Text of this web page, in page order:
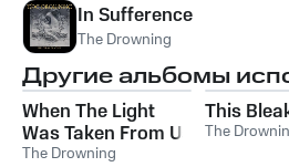
In Sufference
The Drowning
Другие альбомы
When The Light
Was Taken From Us
The Drowning
This
The